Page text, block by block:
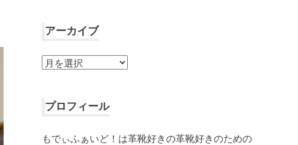
アーカイブ
ア
イ
プロフィール
もでぃふぁいど！は革靴好きの革靴好きのための